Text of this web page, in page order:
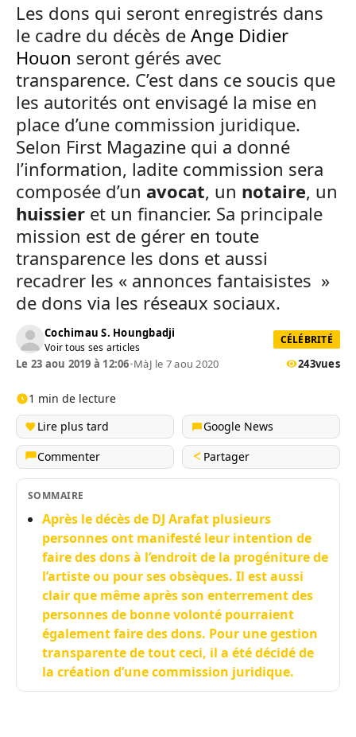
Les dons qui seront enregistrés dans
le cadre du décès de Ange Didier
Houon seront gérés avec
transparence. C’est dans ce soucis que
les autorités ont envisagé la mise en
place d’une commission juridique.
Selon First Magazine qui a donné
l’information, ladite commission sera
composée d’un avocat, un notaire, un
huissier et un financier. Sa principale
mission est de gérer en toute
transparence les dons et aussi
recadrer les « annonces fantaisistes »
de dons via les réseaux sociaux.
Cochimau S. Houngbadji
Voir tous ses articles
CÉLÉBRITÉ
Le 23 aou 2019 à 12:06•MàJ le 7 aou 2020 243vues
1 min de lecture
Lire plus tard
Google News
Commenter
Partager
SOMMAIRE
Après le décès de DJ Arafat plusieurs
personnes ont manifesté leur intention de
faire des dons à l’endroit de la progéniture de
l’artiste ou pour ses obsèques. Il est aussi
clair que même après son enterrement des
personnes de bonne volonté pourraient
également faire des dons. Pour une gestion
transparente de tout ceci, il a été décidé de
la création d’une commission juridique.